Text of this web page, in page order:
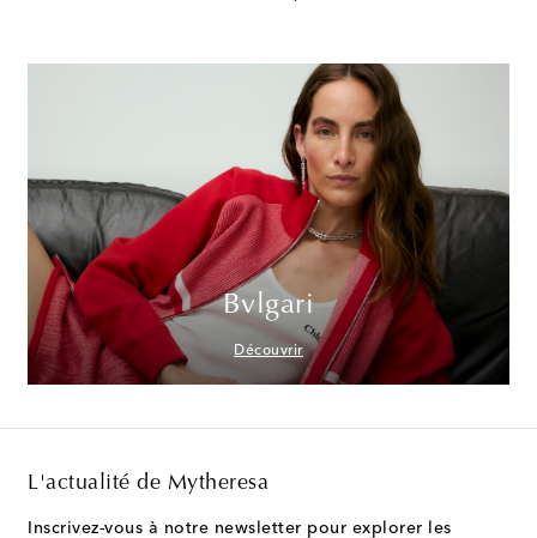
Bvlgari
Découvrir
L'actualité de Mytheresa
Inscrivez-vous à notre newsletter pour explorer les